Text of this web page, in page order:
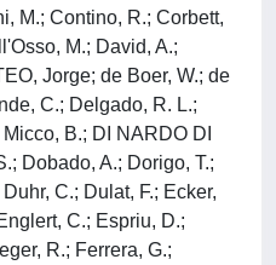
M.; Contino, R.; Corbett,
M.; David, A.;
Jorge; de Boer, W.; de
C.; Delgado, R. L.;
B.; DI NARDO DI
Dobado, A.; Dorigo, T.;
C.; Dulat, F.; Ecker,
C.; Espriu, D.;
R.; Ferrera, G.;